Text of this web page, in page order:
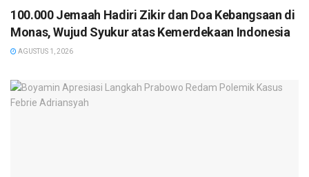
100.000 Jemaah Hadiri Zikir dan Doa Kebangsaan di
Monas, Wujud Syukur atas Kemerdekaan Indonesia
AGUSTUS 1, 2026